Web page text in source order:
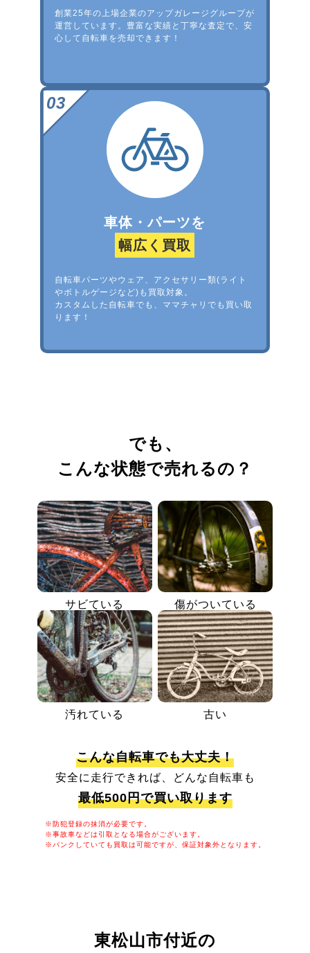
創業25年の上場企業のアップガレージグループが
運営しています。豊富な実績と丁寧な査定で、安
心して自転車を売却できます！
車体・パーツを
幅広く買取
自転車パーツやウェア、アクセサリー類(ライト
やボトルゲージなど)も買取対象。
カスタムした自転車でも、ママチャリでも買い取
ります！
でも、
こんな状態で売れるの？
サビている 傷がついている
汚れている 古い
こんな自転車でも大丈夫！
安全に走行できれば、どんな自転車も
最低500円で買い取ります
※防犯登録の抹消が必要です。
※事故車などは引取となる場合がございます。
※パンクしていても買取は可能ですが、保証対象外となります。
東松山市付近の